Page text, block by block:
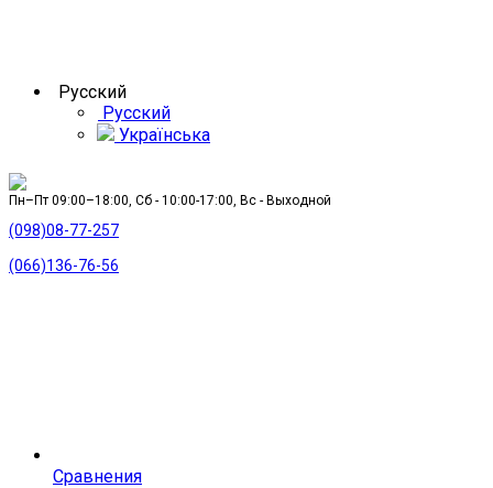
Русский
Русский
Українська
Пн–Пт 09:00–18:00, Сб - 10:00-17:00, Вс - Выходной
(098)08-77-257
(066)136-76-56
Сравнения